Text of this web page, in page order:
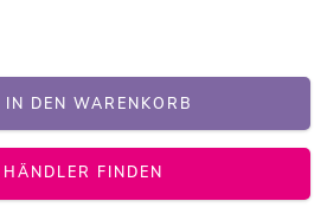
IN DEN WARENKORB
HÄNDLER FINDEN